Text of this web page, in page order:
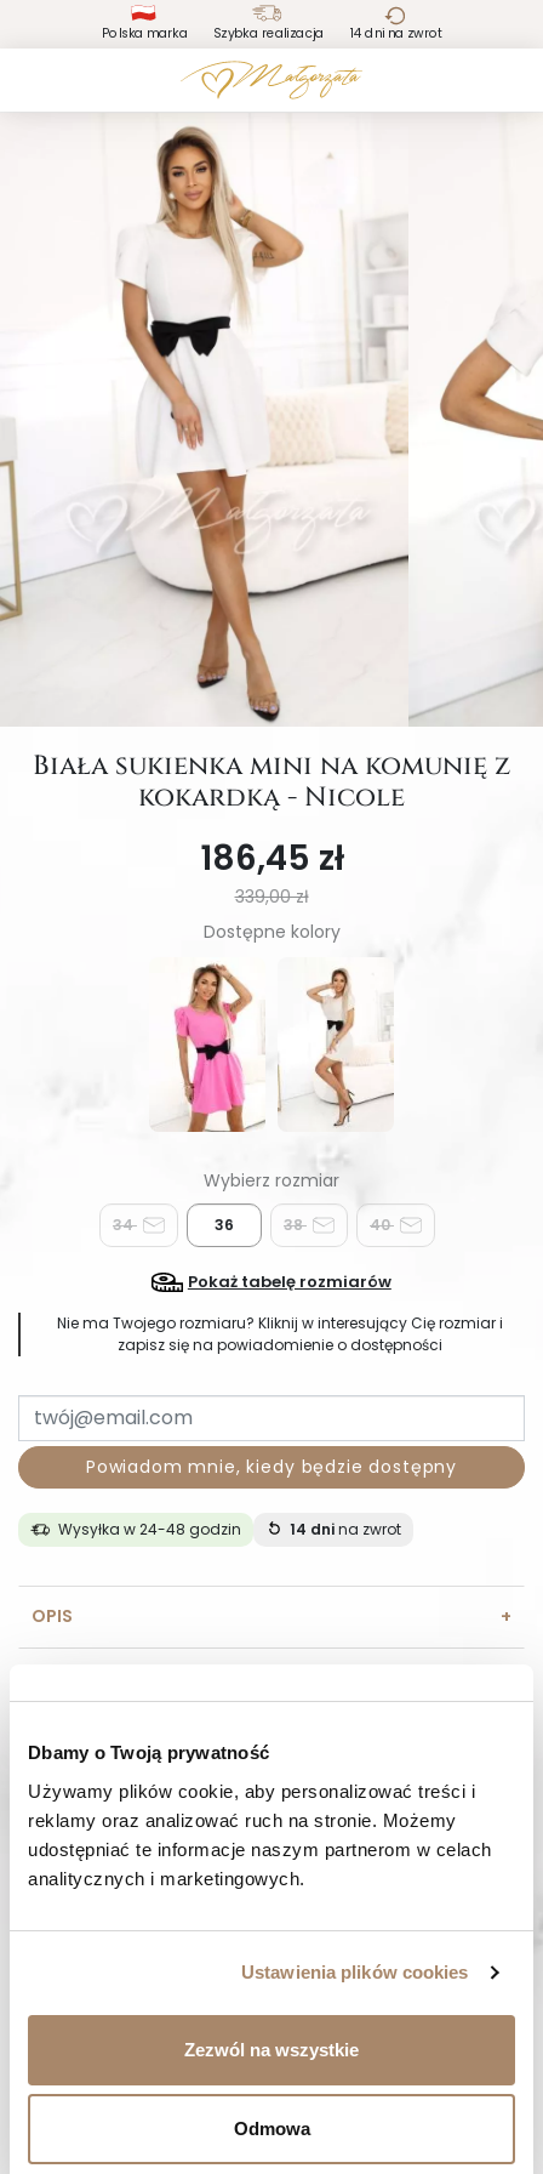
Dbamy o Twoją prywatność
Używamy plików cookie, aby personalizować treści i
reklamy oraz analizować ruch na stronie. Możemy
udostępniać te informacje naszym partnerom w celach
analitycznych i marketingowych.
Ustawienia plików cookies
Zezwól na wszystkie
Odmowa
Polska marka Szybka realizacja 14 dni na zwrot
Biała sukienka mini na komunię z
kokardką - Nicole
186,45 zł
339,00 zł
Dostępne kolory
34 36 38 40
Pokaż tabelę rozmiarów
Nie ma Twojego rozmiaru? Kliknij w interesujący Cię rozmiar i
zapisz się na powiadomienie o dostępności
Powiadom mnie, kiedy będzie dostępny
Wysyłka w 24-48 godzin 14 dnina zwrot
OPIS
OPINIE (0)
MASZ PYTANIE? Zadzwoń do nas :
ZAKUPY BEZ RYZYKA
Masz prawo do 14 dni na zwrot towaru